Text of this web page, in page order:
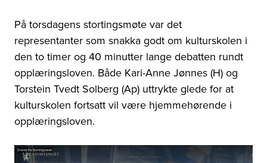
På torsdagens stortingsmøte var det
representanter som snakka godt om kulturskolen i
den to timer og 40 minutter lange debatten rundt
opplæringsloven. Både Kari-Anne Jønnes (H) og
Torstein Tvedt Solberg (Ap) uttrykte glede for at
kulturskolen fortsatt vil være hjemmehørende i
opplæringsloven.